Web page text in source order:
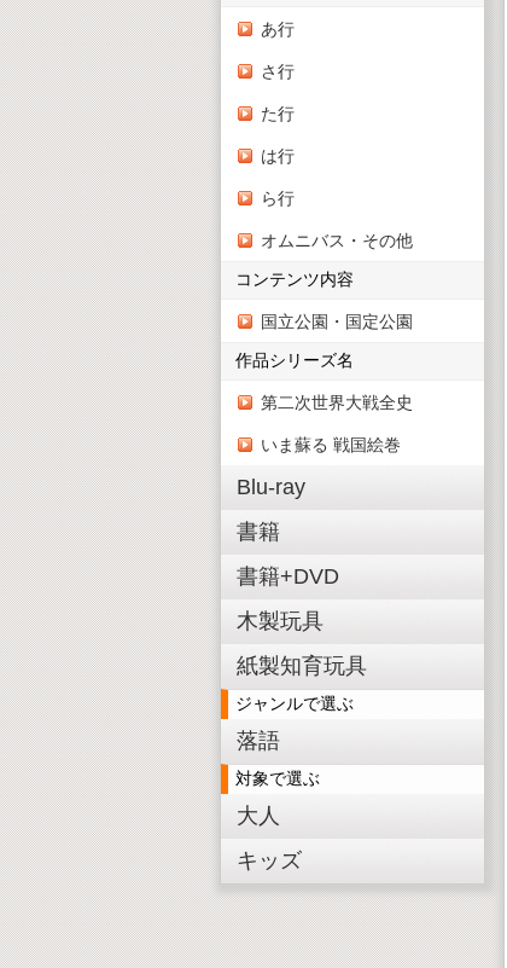
あ行
さ行
た行
は行
ら行
オムニバス・その他
コンテンツ内容
国立公園・国定公園
作品シリーズ名
第二次世界大戦全史
いま蘇る 戦国絵巻
Blu-ray
書籍
書籍+DVD
木製玩具
紙製知育玩具
ジャンルで選ぶ
落語
対象で選ぶ
大人
キッズ